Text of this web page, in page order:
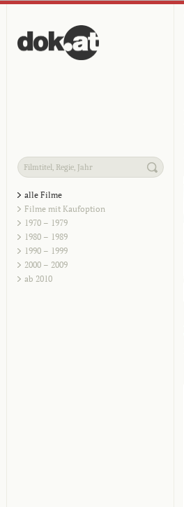
alle Filme
Filme mit Kaufoption
1970 – 1979
1980 – 1989
1990 – 1999
2000 – 2009
ab 2010